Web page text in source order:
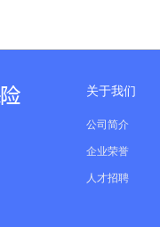
关于我们
公司简介
企业荣誉
人才招聘